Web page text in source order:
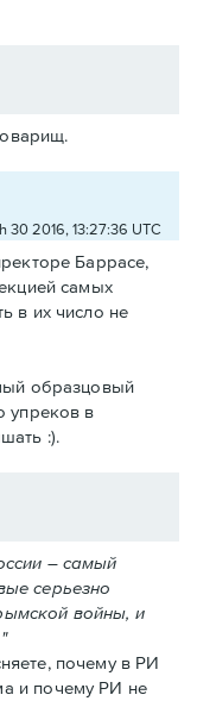
30 2016, 13:27:36 UTC
Баррасе,
самых
в их число не
образцовый
упреков в
:).
– самый
серьезно
войны, и
почему в РИ
и почему РИ не